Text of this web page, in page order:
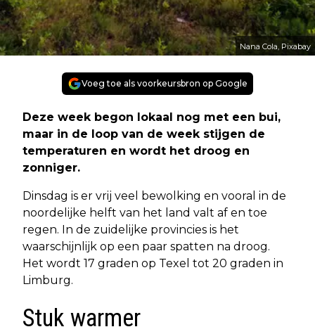
Nana Cola, Pixabay
Voeg toe als voorkeursbron op Google
Deze week begon lokaal nog met een bui,
maar in de loop van de week stijgen de
temperaturen en wordt het droog en
zonniger.
Dinsdag is er vrij veel bewolking en vooral in de
noordelijke helft van het land valt af en toe
regen. In de zuidelijke provincies is het
waarschijnlijk op een paar spatten na droog.
Het wordt 17 graden op Texel tot 20 graden in
Limburg.
Stuk warmer